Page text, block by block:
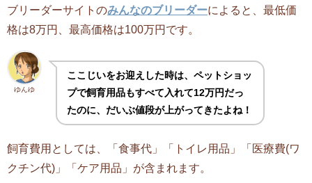
ブリーダーサイトのみんなのブリーダーによると、最低価
格は8万円、最高価格は100万円です。
ゆんゆ
ここじいをお迎えした時は、ペットショッ
プで飼育用品もすべて入れて12万円だっ
たのに、だいぶ値段が上がってきたよね！
飼育費用としては、「食事代」「トイレ用品」「医療費(ワ
クチン代)」「ケア用品」が含まれます。